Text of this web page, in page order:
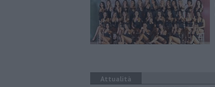
Attualità